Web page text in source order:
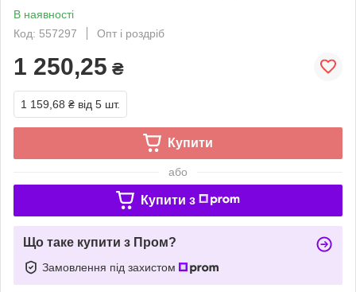
В наявності
Код: 557297
Опт і роздріб
1 250,25 ₴
1 159,68 ₴ від 5 шт.
Купити
або
Купити з
Що таке купити з Пром?
Замовлення під захистом